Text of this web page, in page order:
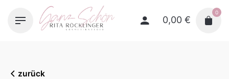
0,00 €
0
zurück